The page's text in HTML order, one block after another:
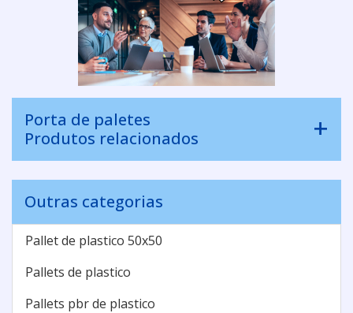
Porta de paletes
Produtos relacionados
Outras categorias
Pallet de plastico 50x50
Pallets de plastico
Pallets pbr de plastico